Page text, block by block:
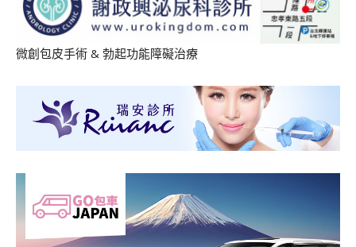
微創包皮手術 & 勃起功能障礙治療